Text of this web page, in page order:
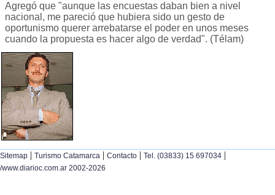
Agregó que "aunque las encuestas daban bien a nivel
nacional, me pareció que hubiera sido un gesto de
oportunismo querer arrebatarse el poder en unos meses
cuando la propuesta es hacer algo de verdad". (Télam)
Sitemap | Turismo Catamarca | Contacto | Tel. (03833) 15 697034 |
/www.diarioc.com.ar 2002-2026